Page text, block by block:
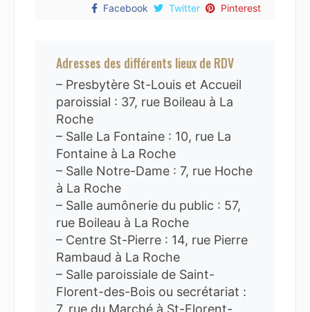
Facebook Twitter Pinterest
Adresses des différents lieux de RDV
– Presbytère St-Louis et Accueil
paroissial : 37, rue Boileau à La
Roche
– Salle La Fontaine : 10, rue La
Fontaine à La Roche
– Salle Notre-Dame : 7, rue Hoche
à La Roche
– Salle aumônerie du public : 57,
rue Boileau à La Roche
– Centre St-Pierre : 14, rue Pierre
Rambaud à La Roche
– Salle paroissiale de Saint-
Florent-des-Bois ou secrétariat :
7, rue du Marché à St-Florent-